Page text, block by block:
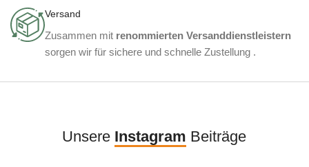
Versand
Zusammen mit renommierten Versanddienstleistern
sorgen wir für sichere und schnelle Zustellung .
Unsere Instagram Beiträge